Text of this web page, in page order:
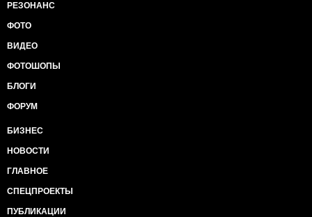
РЕЗОНАНС
ФОТО
ВИДЕО
ФОТОШОПЫ
БЛОГИ
ФОРУМ
БИЗНЕС
НОВОСТИ
ГЛАВНОЕ
СПЕЦПРОЕКТЫ
ПУБЛИКАЦИИ